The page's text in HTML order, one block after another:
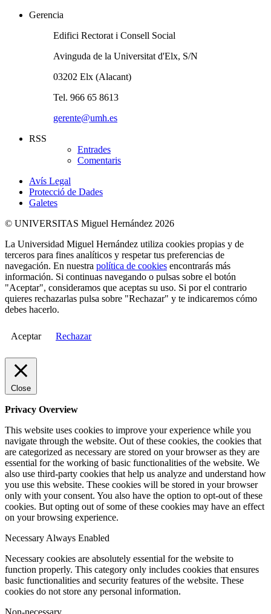
Gerencia
Edifici Rectorat i Consell Social
Avinguda de la Universitat d'Elx, S/N
03202 Elx (Alacant)
Tel. 966 65 8613
gerente@umh.es
RSS
Entrades
Comentaris
Avís Legal
Protecció de Dades
Galetes
© UNIVERSITAS Miguel Hernández 2026
La Universidad Miguel Hernández utiliza cookies propias y de
terceros para fines analíticos y respetar tus preferencias de
navegación. En nuestra política de cookies encontrarás más
información. Si continuas navegando o pulsas sobre el botón
"Aceptar", consideramos que aceptas su uso. Si por el contrario
quieres rechazarlas pulsa sobre "Rechazar" y te indicaremos cómo
debes hacerlo.
Aceptar Rechazar
Close
Privacy Overview
This website uses cookies to improve your experience while you
navigate through the website. Out of these cookies, the cookies that
are categorized as necessary are stored on your browser as they are
essential for the working of basic functionalities of the website. We
also use third-party cookies that help us analyze and understand how
you use this website. These cookies will be stored in your browser
only with your consent. You also have the option to opt-out of these
cookies. But opting out of some of these cookies may have an effect
on your browsing experience.
Necessary Always Enabled
Necessary cookies are absolutely essential for the website to
function properly. This category only includes cookies that ensures
basic functionalities and security features of the website. These
cookies do not store any personal information.
Non-necessary